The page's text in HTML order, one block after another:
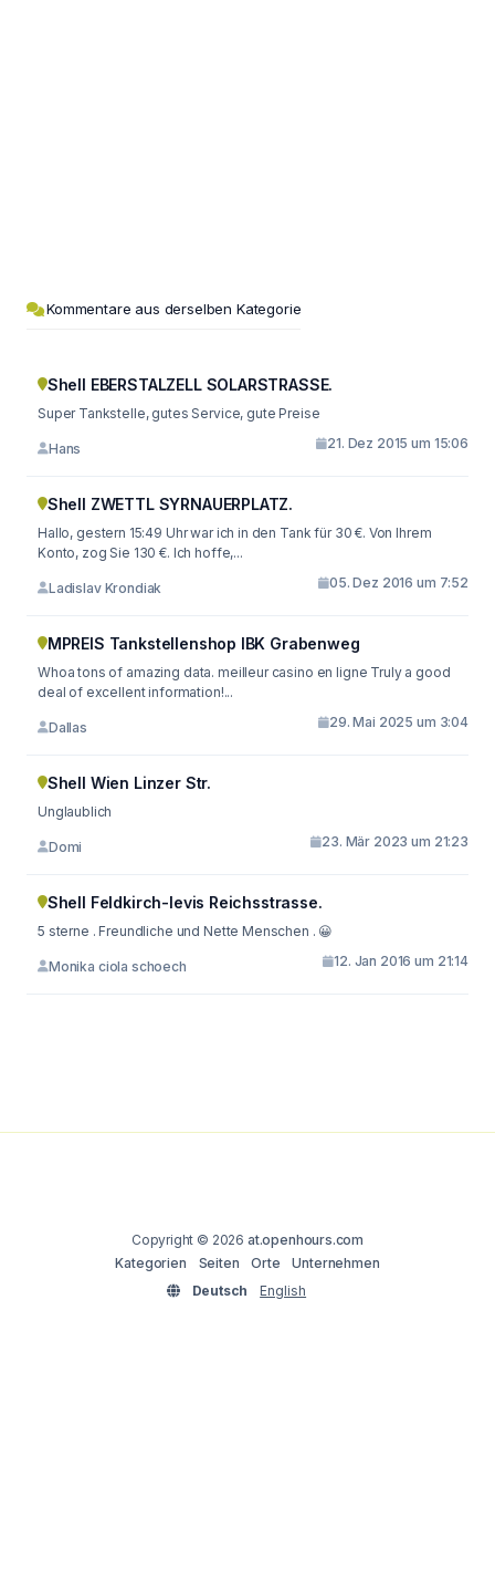
Kommentare aus derselben Kategorie
Shell EBERSTALZELL SOLARSTRASSE.
Super Tankstelle, gutes Service, gute Preise
Hans 21. Dez 2015 um 15:06
Shell ZWETTL SYRNAUERPLATZ.
Hallo, gestern 15:49 Uhr war ich in den Tank für 30 €. Von Ihrem
Konto, zog Sie 130 €. Ich hoffe,...
Ladislav Krondiak 05. Dez 2016 um 7:52
MPREIS Tankstellenshop IBK Grabenweg
Whoa tons of amazing data. meilleur casino en ligne Truly a good
deal of excellent information!...
Dallas 29. Mai 2025 um 3:04
Shell Wien Linzer Str.
Unglaublich
Domi 23. Mär 2023 um 21:23
Shell Feldkirch-levis Reichsstrasse.
5 sterne . Freundliche und Nette Menschen . 😀
Monika ciola schoech 12. Jan 2016 um 21:14
Copyright © 2026 at.openhours.com
Kategorien
Seiten Orte
Unternehmen
Deutsch
English